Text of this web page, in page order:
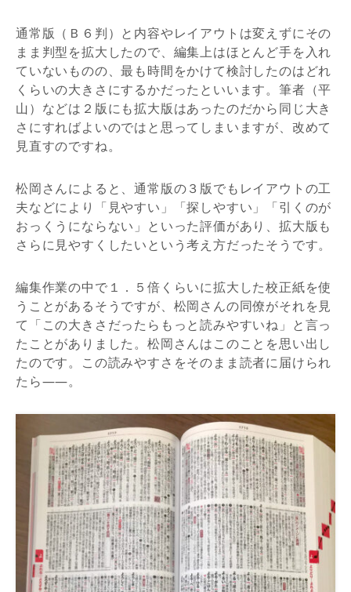
通常版（Ｂ６判）と内容やレイアウトは変えずにその
まま判型を拡大したので、編集上はほとんど手を入れ
ていないものの、最も時間をかけて検討したのはどれ
くらいの大きさにするかだったといいます。筆者（平
山）などは２版にも拡大版はあったのだから同じ大き
さにすればよいのではと思ってしまいますが、改めて
見直すのですね。
松岡さんによると、通常版の３版でもレイアウトの工
夫などにより「見やすい」「探しやすい」「引くのが
おっくうにならない」といった評価があり、拡大版も
さらに見やすくしたいという考え方だったそうです。
編集作業の中で１．５倍くらいに拡大した校正紙を使
うことがあるそうですが、松岡さんの同僚がそれを見
て「この大きさだったらもっと読みやすいね」と言っ
たことがありました。松岡さんはこのことを思い出し
たのです。この読みやすさをそのまま読者に届けられ
たら――。